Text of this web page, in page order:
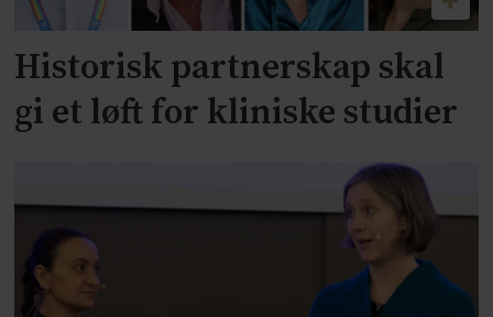
Historisk partnerskap skal
gi et løft for kliniske studier